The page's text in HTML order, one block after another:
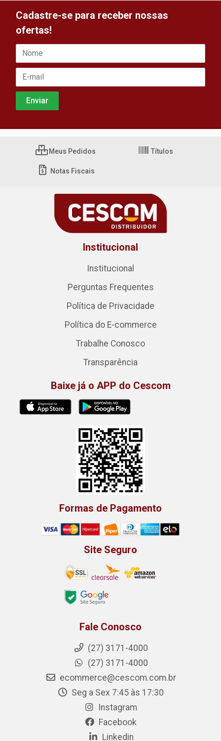
Cadastre-se para receber nossas
ofertas!
Meus Pedidos Títulos
Notas Fiscais
Institucional
Institucional
Perguntas Frequentes
Política de Privacidade
Política do E-commerce
Trabalhe Conosco
Transparência
Baixe já o APP do Cescom
Formas de Pagamento
Site Seguro
Fale Conosco
(27) 3171-4000
(27) 3171-4000
ecommerce@cescom.com.br
Seg a Sex 7:45 às 17:30
Instagram
Facebook
Linkedin